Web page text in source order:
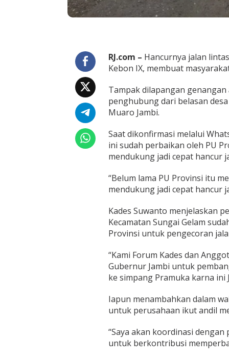
n
a
n
a
d
e
s
e
b
o
n
X
RJ.com – Hancurnya jalan
Kebon IX, membuat
Tampak dilapangan
penghubung dari belasan
Muaro Jambi.
Saat dikonfirmasi melalui
ini sudah perbaikan oleh PU
mendukung jadi cepat hancur
“Belum lama PU Provinsi itu
mendukung jadi cepat hancur
Kades Suwanto menjelaskan
Kecamatan Sungai Gelam
Provinsi untuk pengecoran
“Kami Forum Kades dan
Gubernur Jambi untuk
ke simpang Pramuka karna ini
Iapun menambahkan dalam
untuk perusahaan ikut andil
“Saya akan koordinasi
untuk berkontribusi